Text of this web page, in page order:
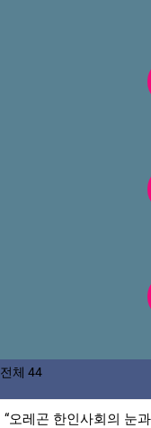
전체 44
“오레곤 한인사회의 눈